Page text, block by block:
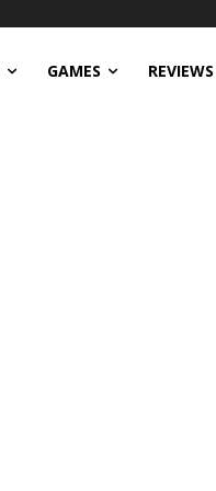
GAMES REVIEWS